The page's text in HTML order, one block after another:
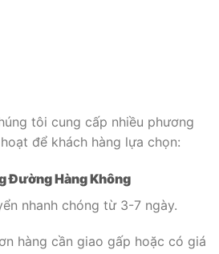
tôi cung cấp nhiều phương
để khách hàng lựa chọn:
Đường Hàng Không
nhanh chóng từ 3-7 ngày.
hàng cần giao gấp hoặc có giá